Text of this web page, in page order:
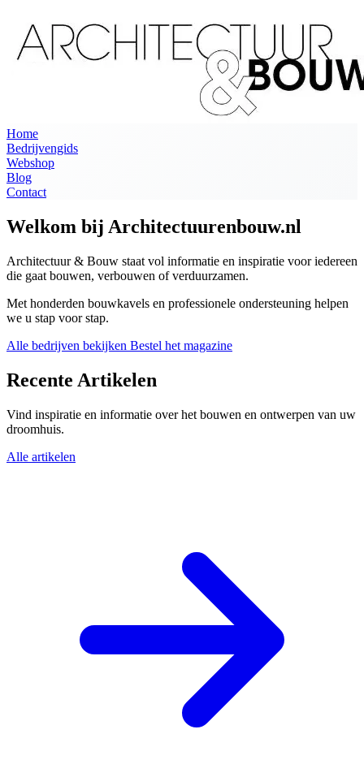
Home
Bedrijvengids
Webshop
Blog
Contact
Welkom bij Architectuurenbouw.nl
Architectuur & Bouw staat vol informatie en inspiratie voor iedereen
die gaat bouwen, verbouwen of verduurzamen.
Met honderden bouwkavels en professionele ondersteuning helpen
we u stap voor stap.
Alle bedrijven bekijken Bestel het magazine
Recente Artikelen
Vind inspiratie en informatie over het bouwen en ontwerpen van uw
droomhuis.
Alle artikelen